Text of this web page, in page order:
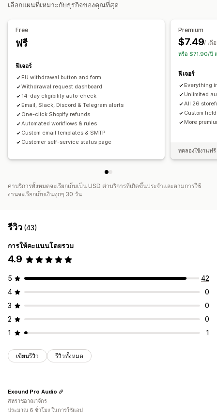
CSS ที่กำหนดเอง
เลือกแผนที่เหมาะกับธุรกิจของคุณที่สุด
Free
ฟรี
ฟีเจอร์
EU withdrawal button and form
Withdrawal request dashboard
14-day eligibility auto-check
Email, Slack, Discord & Telegram alerts
One-click Shopify refunds
Automated workflows & rules
Custom email templates & SMTP
Customer self-service status page
Premium
$7.49/ เดื
หรือ $71.90/ปี
ฟีเจอร์
Everything
Unlimited
All 26
Custom
More
ทดลองใช้งานฟ
ค่าบริการทั้งหมดจะเรียกเก็บเป็น USD ค่าบริการที่เกิดขึ้นประจำและตามการใช้
งานจะเรียกเก็บเงินทุกๆ 30 วัน
รีวิว (43)
การให้คะแนนโดยรวม
4.9
5
42
4
0
3
0
2
0
1
1
เขียนรีวิว รีวิวทั้งหมด
Exound Pro Audio
สหราชอาณาจักร
ประมาณ 6 ชั่วโมง ในการใช้แอป